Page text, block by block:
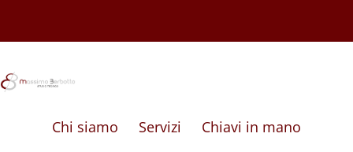
Chi siamo Servizi
Chiavi in mano